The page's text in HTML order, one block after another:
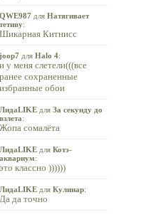
QWE987 для Натягивает
тетиву:
Шикарная Китнисс
joop7 для Halo 4:
и у меня слетели(((все
ранее сохраненные
избранные обои
ЛидаLIKE для За секунду до
взлета:
Жопа сомалёта
ЛидаLIKE для Котэ-
аквариум:
это классно ))))))
ЛидаLIKE для Кулинар:
Да да точно